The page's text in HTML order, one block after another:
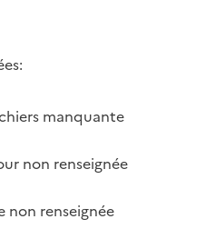
manquante
non renseignée
non renseignée